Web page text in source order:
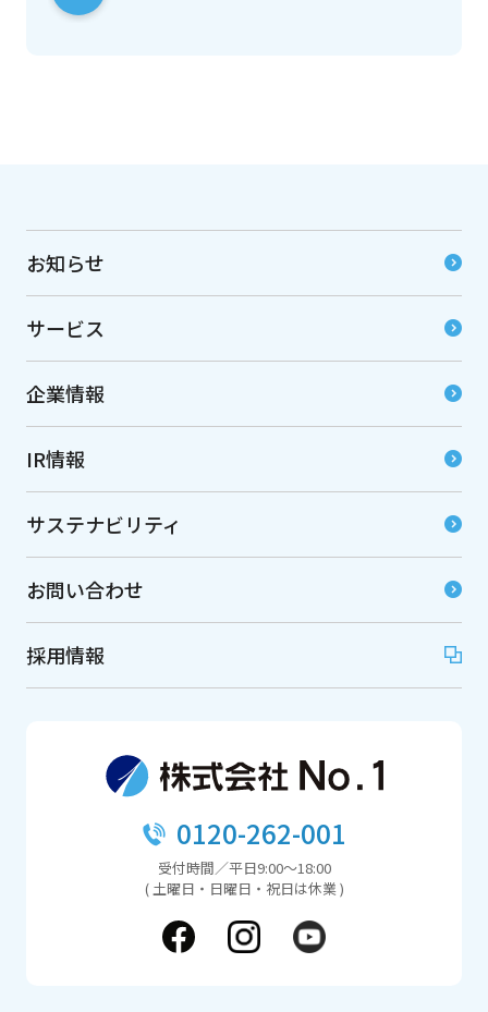
お知らせ
サービス
企業情報
IR情報
サステナビリティ
お問い合わせ
採用情報
0120-262-001
受付時間／平日9:00～18:00
( 土曜日・日曜日・祝日は休業 )